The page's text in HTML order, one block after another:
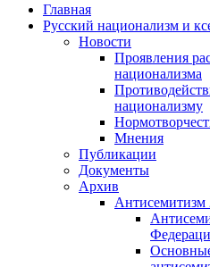
Главная
Русский национализм и
Новости
Проявления
национализма
национализму
Мнения
Публикации
Документы
Архив
Антисемитизм